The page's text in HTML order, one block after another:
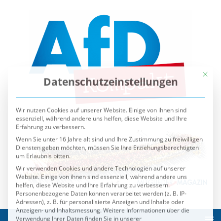
Datenschutzeinstellungen
Wir nutzen Cookies auf unserer Website. Einige von ihnen sind
essenziell, während andere uns helfen, diese Website und Ihre
Erfahrung zu verbessern.
Wenn Sie unter 16 Jahre alt sind und Ihre Zustimmung zu freiwilligen
Diensten geben möchten, müssen Sie Ihre Erziehungsberechtigten
um Erlaubnis bitten.
Wir verwenden Cookies und andere Technologien auf unserer
Website. Einige von ihnen sind essenziell, während andere uns
helfen, diese Website und Ihre Erfahrung zu verbessern.
Personenbezogene Daten können verarbeitet werden (z. B. IP-
Adressen), z. B. für personalisierte Anzeigen und Inhalte oder
Anzeigen- und Inhaltsmessung.Weitere Informationen über die
Verwendung Ihrer Daten finden Sie in unserer
Datenschutzerklärung.Sie können Ihre Auswahl jederzeit unter
Einstellungenwiderrufen oder anpassen.
Es folgt eine Liste der Service-Gruppen, für die eine
Essenziell
Externe Medien